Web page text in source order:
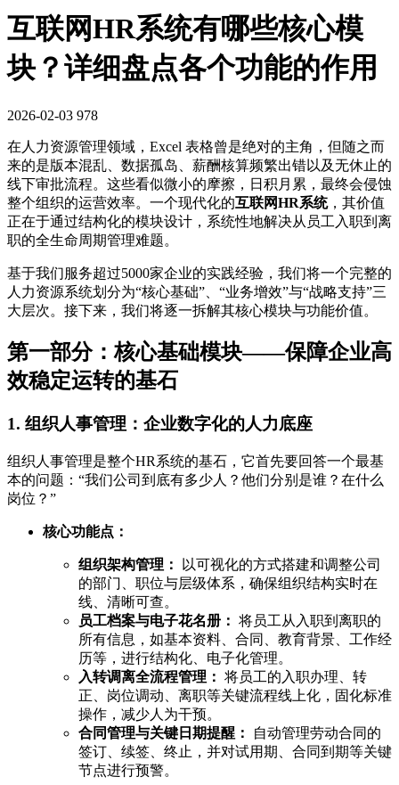
互联网HR系统有哪些核心模
块？详细盘点各个功能的作用
2026-02-03 978
在人力资源管理领域，Excel 表格曾是绝对的主角，但随之而
来的是版本混乱、数据孤岛、薪酬核算频繁出错以及无休止的
线下审批流程。这些看似微小的摩擦，日积月累，最终会侵蚀
整个组织的运营效率。一个现代化的互联网HR系统，其价值
正在于通过结构化的模块设计，系统性地解决从员工入职到离
职的全生命周期管理难题。
基于我们服务超过5000家企业的实践经验，我们将一个完整的
人力资源系统划分为“核心基础”、“业务增效”与“战略支持”三
大层次。接下来，我们将逐一拆解其核心模块与功能价值。
第一部分：核心基础模块——保障企业高
效稳定运转的基石
1. 组织人事管理：企业数字化的人力底座
组织人事管理是整个HR系统的基石，它首先要回答一个最基
本的问题：“我们公司到底有多少人？他们分别是谁？在什么
岗位？”
核心功能点：
组织架构管理：
以可视化的方式搭建和调整公司
的部门、职位与层级体系，确保组织结构实时在
线、清晰可查。
员工档案与电子花名册： 将员工从入职到离职的
所有信息，如基本资料、合同、教育背景、工作经
历等，进行结构化、电子化管理。
入转调离全流程管理： 将员工的入职办理、转
正、岗位调动、离职等关键流程线上化，固化标准
操作，减少人为干预。
合同管理与关键日期提醒：
自动管理劳动合同的
签订、续签、终止，并对试用期、合同到期等关键
节点进行预警。